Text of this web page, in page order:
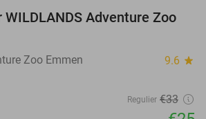
24%
Adventure Zoo
Zoo Emmen 9.6 star
Regulier €33